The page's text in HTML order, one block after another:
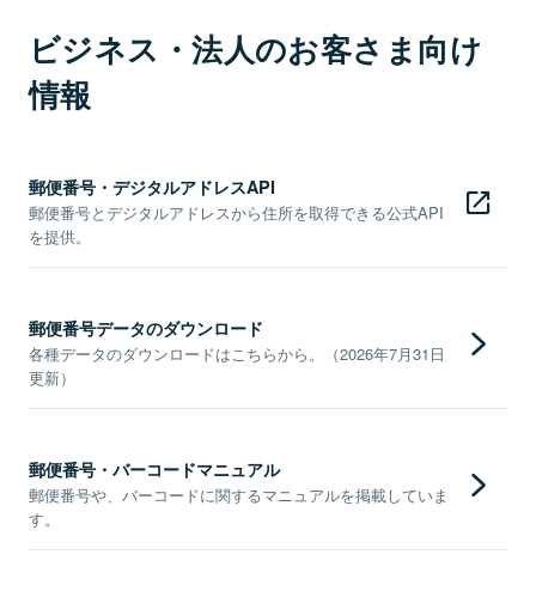
ビジネス・法人のお客さま向け
情報
郵便番号・デジタルアドレスAPI
郵便番号とデジタルアドレスから住所を取得できる公式API
を提供。
郵便番号データのダウンロード
各種データのダウンロードはこちらから。（2026年7月31日
更新）
郵便番号・バーコードマニュアル
郵便番号や、バーコードに関するマニュアルを掲載していま
す。